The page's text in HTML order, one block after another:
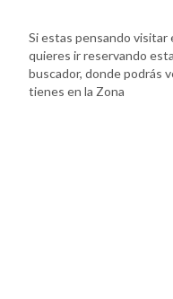
Si estas pensando visitar
quieres ir reservando
buscador, donde podrás
tienes en la Zona